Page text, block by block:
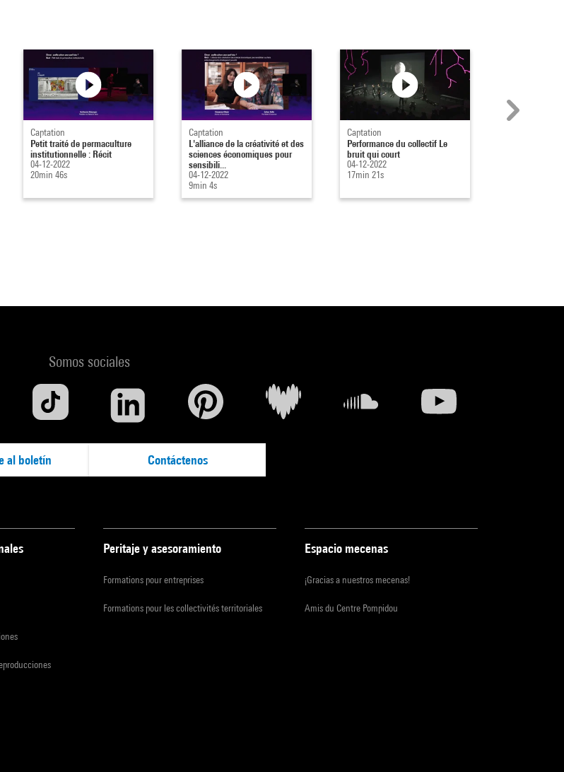
Captation
Petit traité de permaculture
institutionnelle : Récit
04-12-2022
20min 46s
Captation
L'alliance de la créativité et des
sciences économiques pour
sensibili...
04-12-2022
9min 4s
Captation
Performance du collectif Le
bruit qui court
04-12-2022
17min 21s
Somos sociales
al boletín Contáctenos
Peritaje y asesoramiento
Formations pour entreprises
Formations pour les collectivités territoriales
Espacio mecenas
¡Gracias a nuestros mecenas!
Amis du Centre Pompidou